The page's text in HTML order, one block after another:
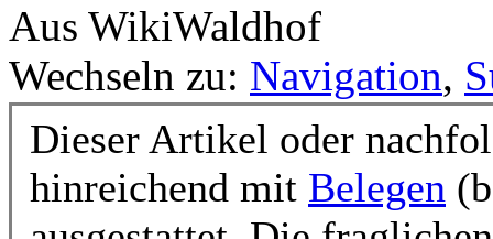
Aus WikiWaldhof
Wechseln zu: Navigation,
Dieser Artikel oder
hinreichend mit Belegen